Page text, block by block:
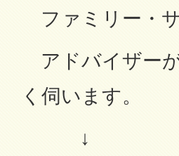
ファミリー・
アドバイザー
く伺います。
↓